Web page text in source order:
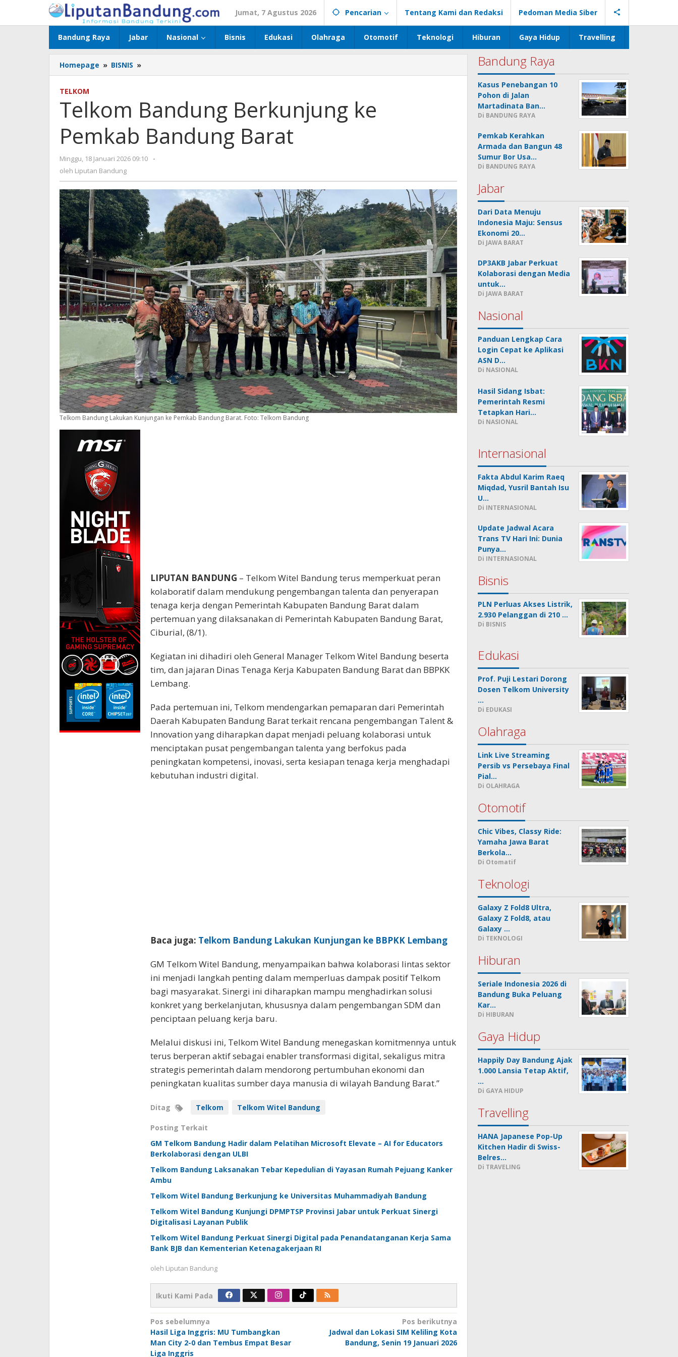
konten
Jumat, 7 Agustus 2026 Pencarian Tentang Kami dan Redaksi Pedoman Media Siber
Bandung Raya Jabar Nasional Bisnis Edukasi Olahraga Otomotif Teknologi Hiburan Gaya Hidup Travelling
Homepage » BISNIS »
Bandung
Pemkab
Bandung
Barat
TELKOM
Telkom Bandung Berkunjung ke
Pemkab Bandung Barat
Minggu, 18 Januari 2026 09:10
oleh
-
oleh Liputan Bandung
Telkom Bandung Lakukan Kunjungan ke Pemkab Bandung Barat. Foto: Telkom Bandung
LIPUTAN BANDUNG – Telkom Witel Bandung terus memperkuat peran
kolaboratif dalam mendukung pengembangan talenta dan penyerapan
tenaga kerja dengan Pemerintah Kabupaten Bandung Barat dalam
pertemuan yang dilaksanakan di Pemerintah Kabupaten Bandung Barat,
Ciburial, (8/1).
Kegiatan ini dihadiri oleh General Manager Telkom Witel Bandung beserta
tim, dan jajaran Dinas Tenaga Kerja Kabupaten Bandung Barat dan BBPKK
Lembang.
Pada pertemuan ini, Telkom mendengarkan pemaparan dari Pemerintah
Daerah Kabupaten Bandung Barat terkait rencana pengembangan Talent &
Innovation yang diharapkan dapat menjadi peluang kolaborasi untuk
menciptakan pusat pengembangan talenta yang berfokus pada
peningkatan kompetensi, inovasi, serta kesiapan tenaga kerja menghadapi
kebutuhan industri digital.
Baca juga: Telkom Bandung Lakukan Kunjungan ke BBPKK Lembang
GM Telkom Witel Bandung, menyampaikan bahwa kolaborasi lintas sektor
ini menjadi langkah penting dalam memperluas dampak positif Telkom
bagi masyarakat. Sinergi ini diharapkan mampu menghadirkan solusi
konkret yang berkelanjutan, khususnya dalam pengembangan SDM dan
penciptaan peluang kerja baru.
Melalui diskusi ini, Telkom Witel Bandung menegaskan komitmennya untuk
terus berperan aktif sebagai enabler transformasi digital, sekaligus mitra
strategis pemerintah dalam mendorong pertumbuhan ekonomi dan
peningkatan kualitas sumber daya manusia di wilayah Bandung Barat.”
Ditag Telkom Telkom Witel Bandung
Posting Terkait
GM Telkom Bandung Hadir dalam Pelatihan Microsoft Elevate – AI for Educators
Berkolaborasi dengan ULBI
Telkom Bandung Laksanakan Tebar Kepedulian di Yayasan Rumah Pejuang Kanker
Ambu
Telkom Witel Bandung Berkunjung ke Universitas Muhammadiyah Bandung
Telkom Witel Bandung Kunjungi DPMPTSP Provinsi Jabar untuk Perkuat Sinergi
Digitalisasi Layanan Publik
Telkom Witel Bandung Perkuat Sinergi Digital pada Penandatanganan Kerja Sama
Bank BJB dan Kementerian Ketenagakerjaan RI
oleh Liputan Bandung
Ikuti Kami Pada
Navigasi
pos
Pos sebelumnya
Hasil Liga Inggris: MU Tumbangkan
Man City 2-0 dan Tembus Empat Besar
Liga Inggris
Pos berikutnya
Jadwal dan Lokasi SIM Keliling Kota
Bandung, Senin 19 Januari 2026
Bandung Raya
Kasus Penebangan 10
Pohon di Jalan
Martadinata Ban…
Di BANDUNG RAYA
Pemkab Kerahkan
Armada dan Bangun 48
Sumur Bor Usa…
Di BANDUNG RAYA
Jabar
Dari Data Menuju
Indonesia Maju: Sensus
Ekonomi 20…
Di JAWA BARAT
DP3AKB Jabar Perkuat
Kolaborasi dengan Media
untuk…
Di JAWA BARAT
Nasional
Panduan Lengkap Cara
Login Cepat ke Aplikasi
ASN D…
Di NASIONAL
Hasil Sidang Isbat:
Pemerintah Resmi
Tetapkan Hari…
Di NASIONAL
Internasional
Fakta Abdul Karim Raeq
Miqdad, Yusril Bantah Isu
U…
Di INTERNASIONAL
Update Jadwal Acara
Trans TV Hari Ini: Dunia
Punya…
Di INTERNASIONAL
Bisnis
PLN Perluas Akses Listrik,
2.930 Pelanggan di 210 …
Di BISNIS
Edukasi
Prof. Puji Lestari Dorong
Dosen Telkom University
…
Di EDUKASI
Olahraga
Link Live Streaming
Persib vs Persebaya Final
Pial…
Di OLAHRAGA
Otomotif
Chic Vibes, Classy Ride:
Yamaha Jawa Barat
Berkola…
Di Otomatif
Teknologi
Galaxy Z Fold8 Ultra,
Galaxy Z Fold8, atau
Galaxy …
Di TEKNOLOGI
Hiburan
Seriale Indonesia 2026 di
Bandung Buka Peluang
Kar…
Di HIBURAN
Gaya Hidup
Happily Day Bandung Ajak
1.000 Lansia Tetap Aktif,
…
Di GAYA HIDUP
Travelling
HANA Japanese Pop-Up
Kitchen Hadir di Swiss-
Belres…
Di TRAVELING